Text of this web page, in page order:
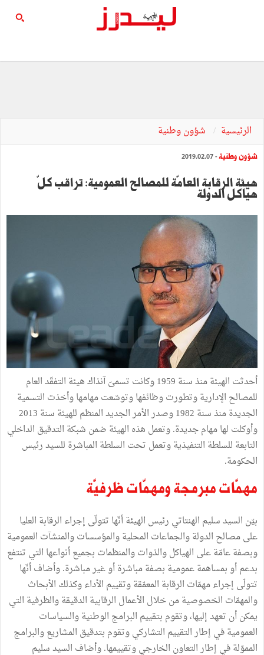
الرئيسية شؤون وطنية
شؤون وطنية- 2019.02.07
هيئة الرقابة العامّة للمصالح العمومية: تراقب كلّ
هياكل الدولة
أحدثت الهيئة منذ سنة 1959 وكانت تسمىّ آنذاك هيئة التفقّد العام
للمصالح الإدارية وتطورت وظائفها وتوسّعت مهامها وأخذت التسمية
الجديدة منذ سنة 1982 وصدر الأمر الجديد المنظم للهيئة سنة 2013
وأوكلت لها مهام جديدة. وتعمل هذه الهيئة ضمن شبكة التدقيق الداخلي
التابعة للسلطة التنفيذية وتعمل تحت السلطة المباشرة للسيد رئيس
الحكومة.
مهمّات مبرمجة ومهمّات ظرفيّة
بيّن السيد سليم الهنتاتي رئيس الهيئة أنّها تتولّى إجراء الرقابة العليا
على مصالح الدولة والجماعات المحلية والمؤسسات والمنشآت العمومية
وبصفة عامّة على الهياكل والذوات والمنظمات بجميع أنواعها التي تنتفع
بدعم أو بمساهمة عمومية بصفة مباشرة أو غير مباشرة. وأضاف أنّها
تتولّى إجراء مهمّات الرقابة المعمّقة وتقييم الأداء وكذلك الأبحاث
والمهمّات الخصوصية من خلال الأعمال الرقابية الدقيقة والظرفية التي
يمكن أن تعهد إليها، وتقوم بتقييم البرامج الوطنية والسياسات
العمومية في إطار التقييم التشاركي وتقوم بتدقيق المشاريع والبرامج
المموّلة في إطار التعاون الخارجي وتقييمها. وأضاف السيد سليم